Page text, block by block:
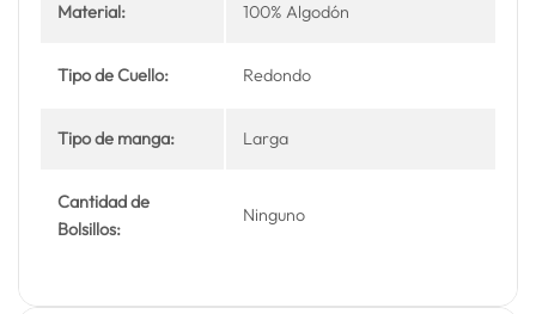
Material: 100% Algodón
Tipo de Cuello: Redondo
Tipo de manga: Larga
Cantidad de
Bolsillos:
Ninguno